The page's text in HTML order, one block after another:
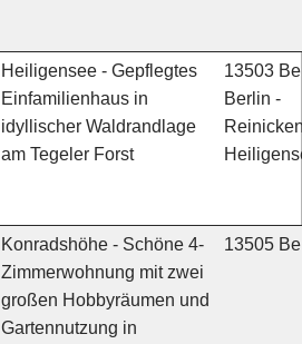
Heiligensee - Gepflegtes
Einfamilienhaus in
idyllischer Waldrandlage
am Tegeler Forst
13503
Berlin -
Konradshöhe - Schöne 4-
Zimmerwohnung mit zwei
großen Hobbyräumen und
Gartennutzung in
13505